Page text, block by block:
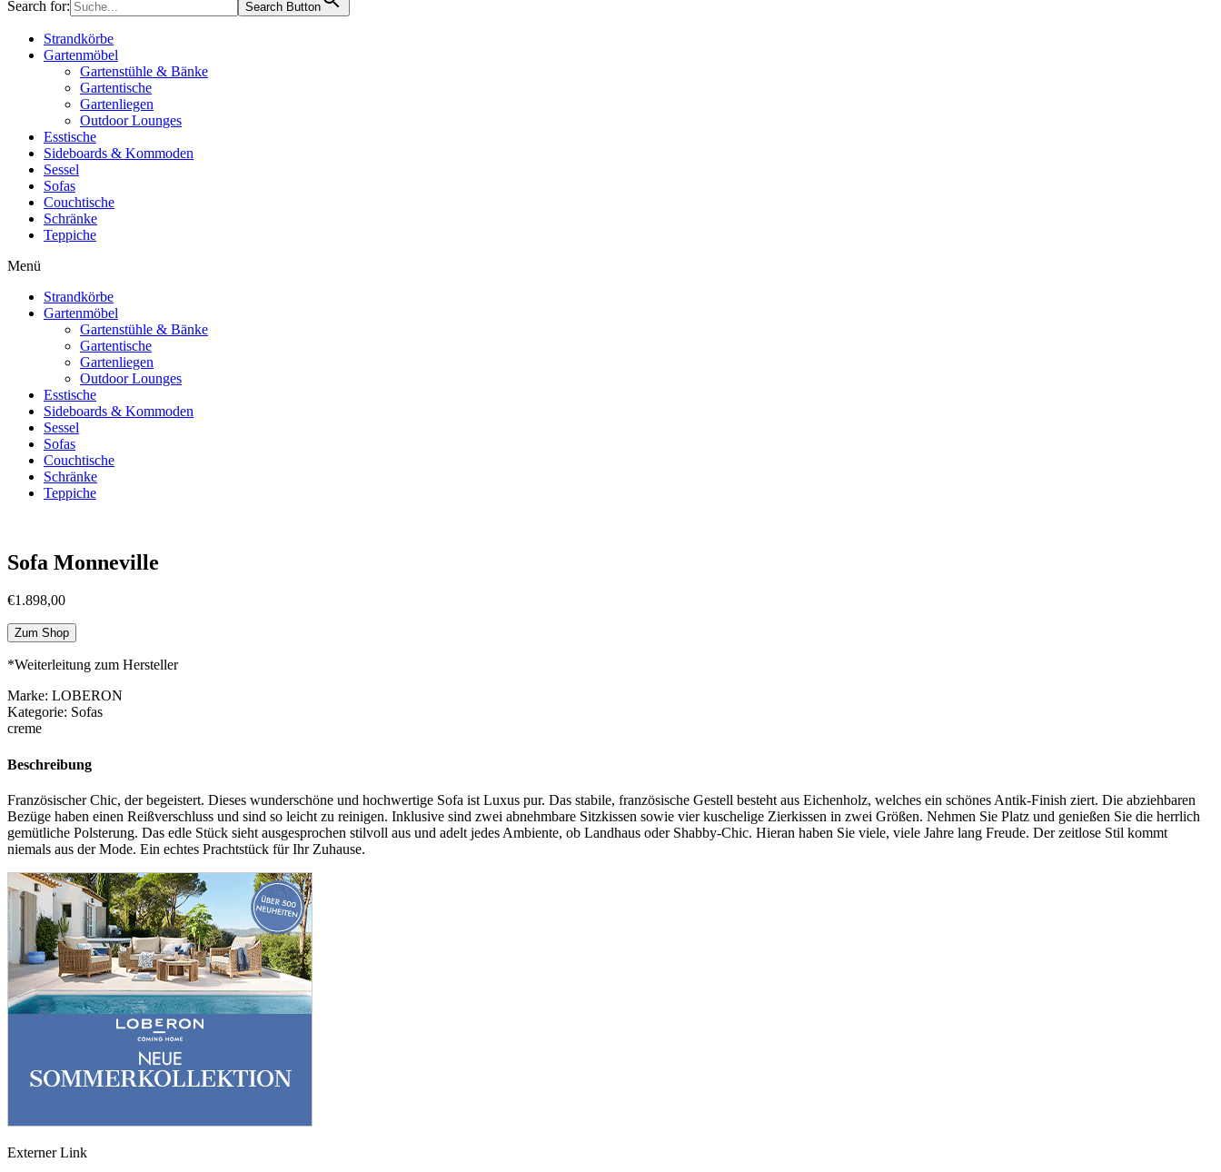
Search for: Search Button
Strandkörbe
Gartenmöbel
Gartenstühle & Bänke
Gartentische
Gartenliegen
Outdoor Lounges
Esstische
Sideboards & Kommoden
Sessel
Sofas
Couchtische
Schränke
Teppiche
Menü
Strandkörbe
Gartenmöbel
Gartenstühle & Bänke
Gartentische
Gartenliegen
Outdoor Lounges
Esstische
Sideboards & Kommoden
Sessel
Sofas
Couchtische
Schränke
Teppiche
Sofa Monneville
€1.898,00
Zum Shop
*Weiterleitung zum Hersteller
Marke: LOBERON
Kategorie: Sofas
creme
Beschreibung
Französischer Chic, der begeistert. Dieses wunderschöne und hochwertige Sofa ist Luxus pur. Das stabile, französische Gestell besteht aus Eichenholz, welches ein schönes Antik-Finish ziert. Die abziehbaren
Bezüge haben einen Reißverschluss und sind so leicht zu reinigen. Inklusive sind zwei abnehmbare Sitzkissen sowie vier kuschelige Zierkissen in zwei Größen. Nehmen Sie Platz und genießen Sie die herrlich
gemütliche Polsterung. Das edle Stück sieht ausgesprochen stilvoll aus und adelt jedes Ambiente, ob Landhaus oder Shabby-Chic. Hieran haben Sie viele, viele Jahre lang Freude. Der zeitlose Stil kommt
niemals aus der Mode. Ein echtes Prachtstück für Ihr Zuhause.
Externer Link